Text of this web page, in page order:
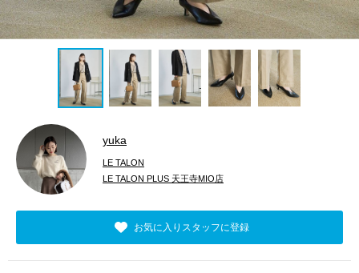
yuka
LE TALON
LE TALON PLUS 天王寺MIO店
お気に入りスタッフに登録